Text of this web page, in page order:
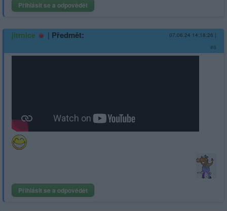
Přihlásit se a odpovědět
jitrnice | Předmět: 07.06.24 14:18:26 |
#6
Přihlásit se a odpovědět